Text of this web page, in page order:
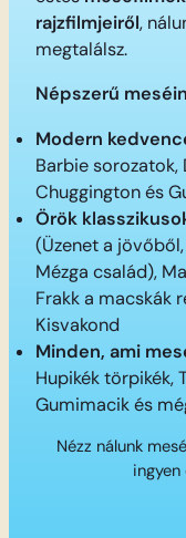
rajzfilmjeiről,
megtalálsz.
Népszerű
Modern
Barbie sorozatok,
Chuggington és
Örök
(Üzenet a
Mézga család),
Frakk a macskák
Kisvakond
Minden, ami
Hupikék törpikék,
Gumimacik és
Nézz nálunk